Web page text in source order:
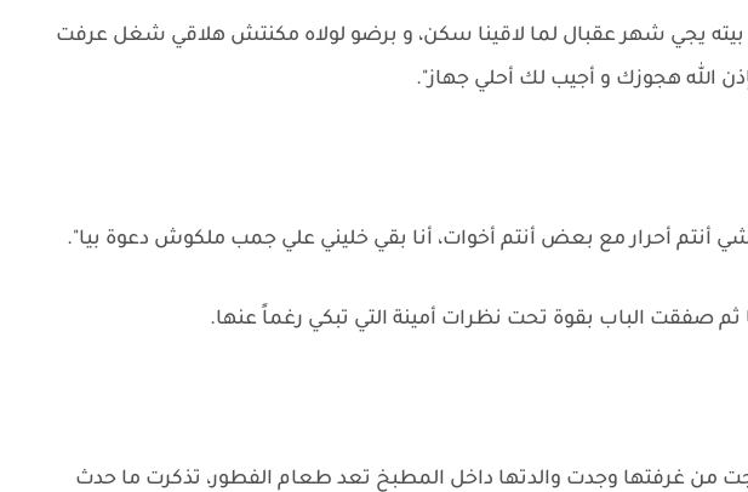
يجي شهر عقبال لما لاقينا سكن، و برضو لولاه مكنتش هلاقي شغل عرفت
الله هجوزك و أجيب لك أحلي جهاز".
أنتم أحرار مع بعض أنتم أخوات، أنا بقي خليني علي جمب ملكوش دعوة بيا".
ثم صفقت الباب بقوة تحت نظرات أمينة التي تبكي رغماً عنها.
من غرفتها وجدت والدتها داخل المطبخ تعد طعام الفطور، تذكرت ما حدث